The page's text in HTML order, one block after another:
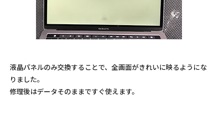
液晶パネルのみ交換することで、全画面がきれいに映るようにな
りました。
修理後はデータそのままですぐ使えます。